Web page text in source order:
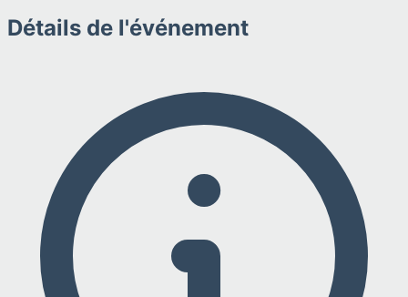
Détails de l'événement